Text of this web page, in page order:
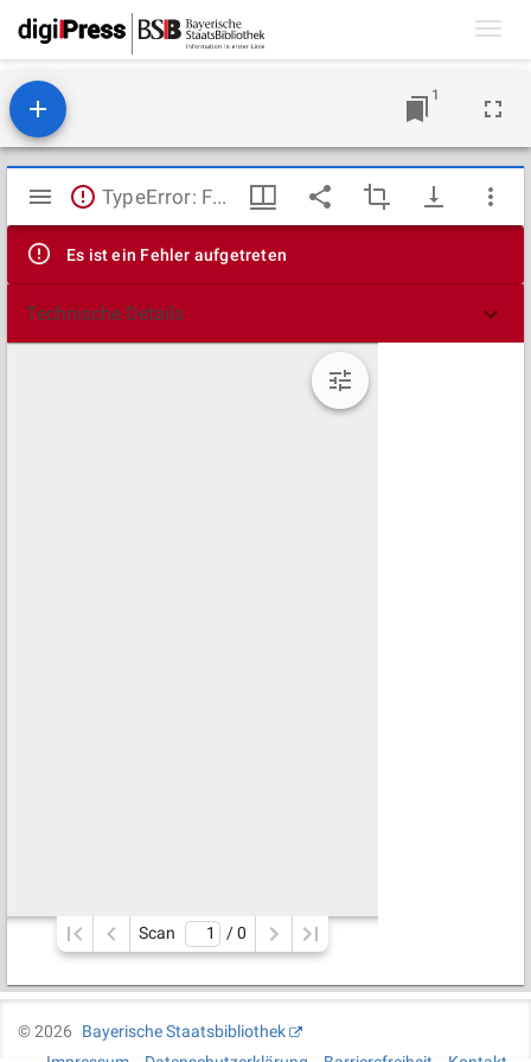
1
Mirador
Viewer
TypeError: Failed to fetch
Es ist ein Fehler aufgetreten
Technische Details
Scan / 0
©2026
Bayerische Staatsbibliothek